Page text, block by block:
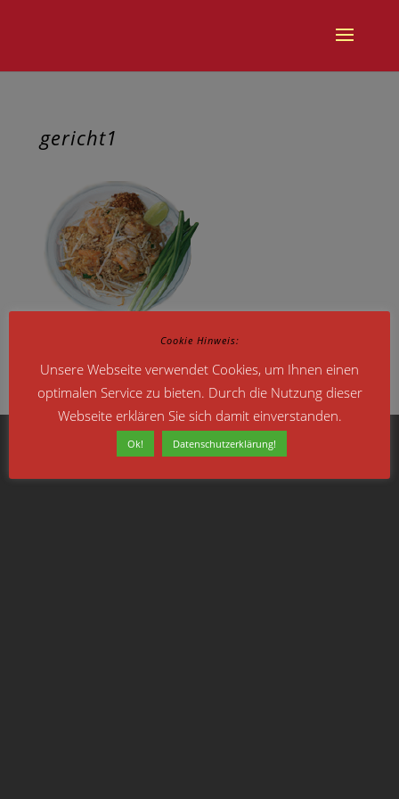
gericht1
Cookie Hinweis:
Unsere Webseite verwendet Cookies, um Ihnen einen
optimalen Service zu bieten. Durch die Nutzung dieser
Webseite erklären Sie sich damit einverstanden.
Ok! Datenschutzerklärung!